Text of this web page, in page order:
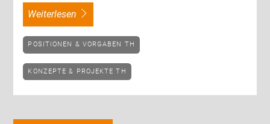
weiterlesen
POSITIONEN & VORGABEN TH
KONZEPTE & PROJEKTE TH